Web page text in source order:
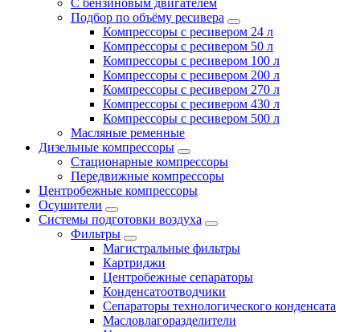
Подбор по объёму ресивера
Компрессоры с ресивером 24 л
Компрессоры с ресивером 50 л
Компрессоры с ресивером 100 л
Компрессоры с ресивером 200 л
Компрессоры с ресивером 270 л
Компрессоры с ресивером 430 л
Компрессоры с ресивером 500 л
Масляные ременные
Дизельные компрессоры
Стационарные компрессоры
Передвижные компрессоры
Центробежные компрессоры
Осушители
Системы подготовки воздуха
Фильтры
Магистральные фильтры
Картриджи
Центробежные сепараторы
Конденсатоотводчики
Сепараторы технологического конденсата
Масловлагоразделители